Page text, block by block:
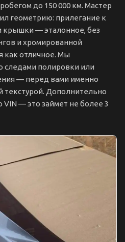
до 150 000 км. Мастер
геометрию: прилегание к
крышки — эталонное, без
и хромированной
как отличное. Мы
следами полировки или
— перед вами именно
текстурой. Дополнительно
— это займет не более 3